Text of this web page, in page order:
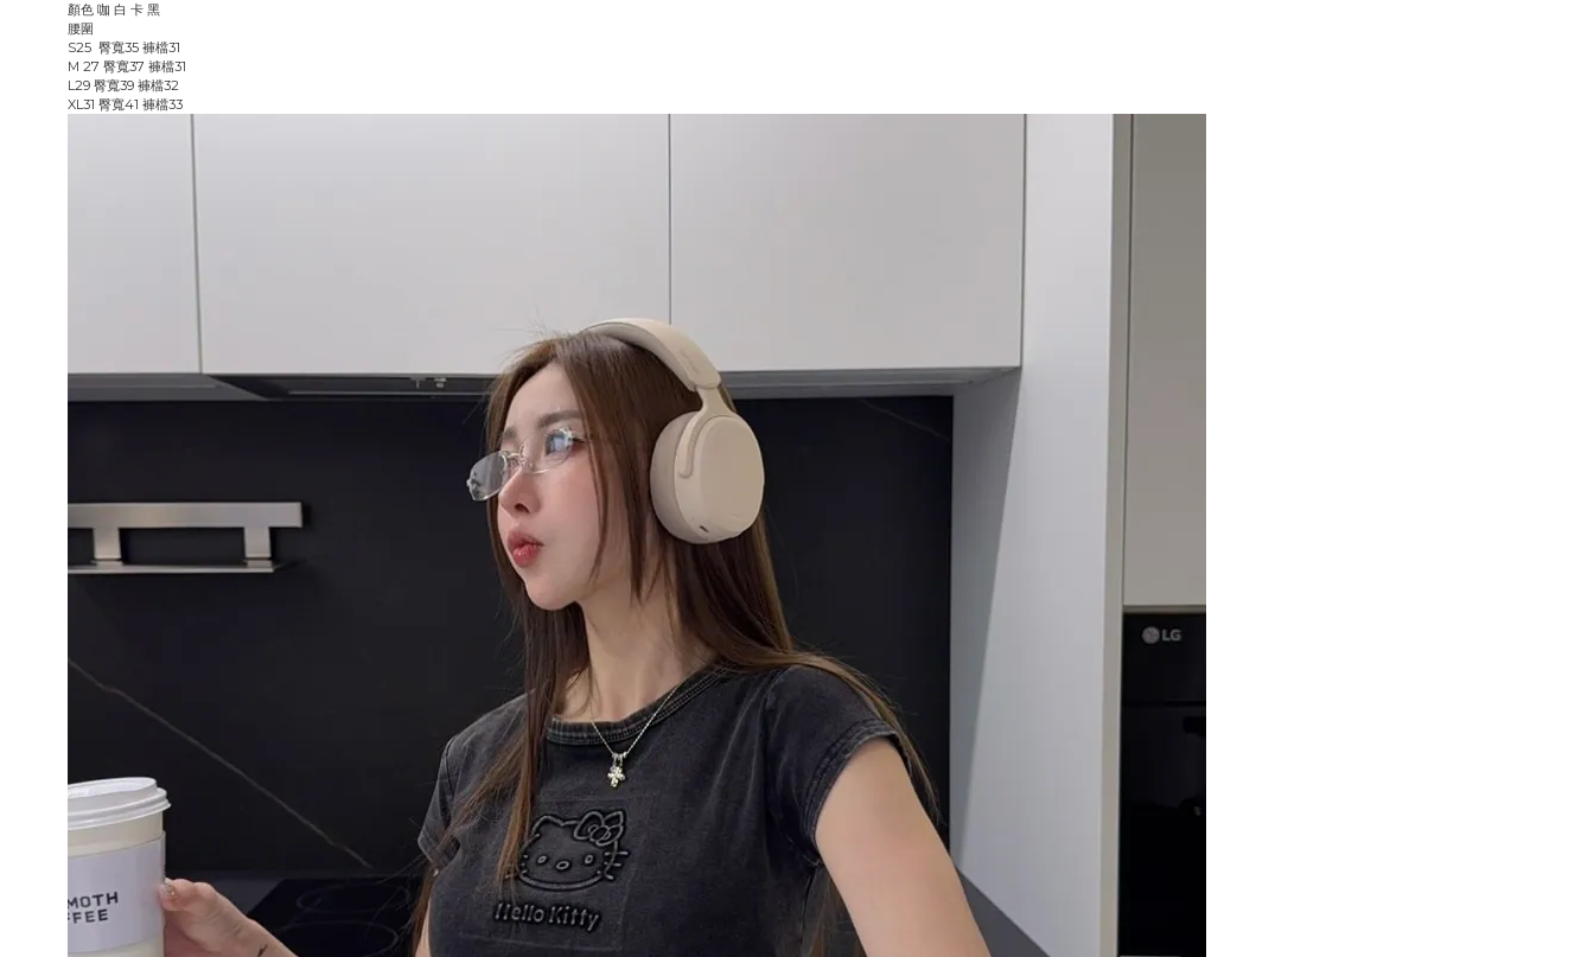
顏色 咖 白 卡 黑
腰圍
S25 臀寬35 褲檔31
M 27 臀寬37 褲檔31
L29 臀寬39 褲檔32
XL31 臀寬41 褲檔33